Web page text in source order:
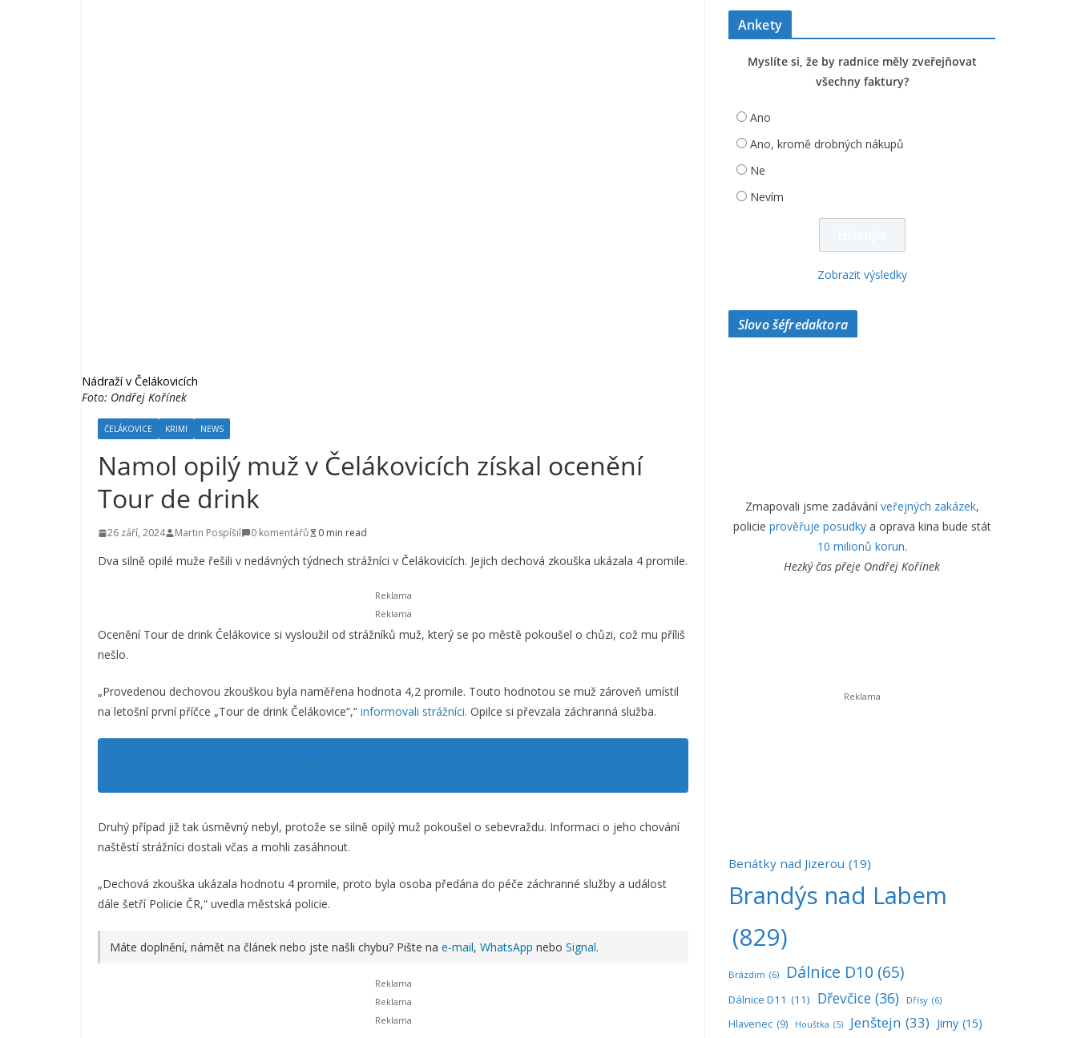
Nádraží v Čelákovicích
Foto: Ondřej Kořínek
ČELÁKOVICE KRIMI NEWS
Namol opilý muž v Čelákovicích získal ocenění
Tour de drink
26 září, 2024 Martin Pospíšil 0 komentářů 0 min read
Dva silně opilé muže řešili v nedávných týdnech strážníci v Čelákovicích. Jejich dechová zkouška ukázala 4 promile.
Ocenění Tour de drink Čelákovice si vysloužil od strážníků muž, který se po městě pokoušel o chůzi, což mu příliš
nešlo.
„Provedenou dechovou zkouškou byla naměřena hodnota 4,2 promile. Touto hodnotou se muž zároveň umístil
na letošní první příčce „Tour de drink Čelákovice“,“ informovali strážníci. Opilce si převzala záchranná služba.
Druhý případ již tak úsměvný nebyl, protože se silně opilý muž pokoušel o sebevraždu. Informaci o jeho chování
naštěstí strážníci dostali včas a mohli zasáhnout.
„Dechová zkouška ukázala hodnotu 4 promile, proto byla osoba předána do péče záchranné služby a událost
dále šetří Policie ČR,“ uvedla městská policie.
Máte doplnění, námět na článek nebo jste našli chybu? Pište na e-mail, WhatsApp nebo Signal.
Ankety
Myslíte si, že by radnice měly zveřejňovat
všechny faktury?
Ano
Ano, kromě drobných nákupů
Ne
Nevím
Zobrazit výsledky
Slovo šéfredaktora
Zmapovali jsme zadáváníveřejných zakázek,
policie prověřuje posudkya oprava kina bude stát
10 milionů korun.
Hezký čas přeje Ondřej Kořínek
Benátky nad Jizerou (19)
Brandýs nad Labem
(829)
Brázdim (6) Dálnice D10 (65)
Dálnice D11 (11) Dřevčice (36) Dřísy (6)
Hlavenec (9) Houštka (5) Jenštejn (33) Jirny (15)